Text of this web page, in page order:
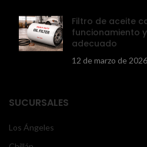
Filtro de aceite
funcionamiento
adecuado
12 de marzo de 2026
SUCURSALES
Los Ángeles